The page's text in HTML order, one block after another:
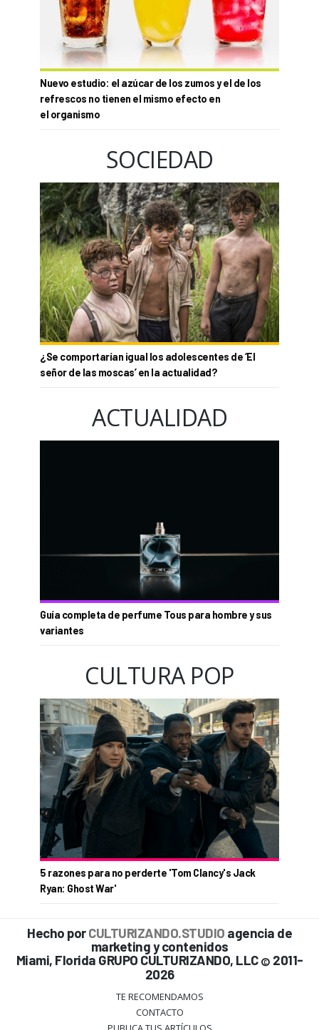
Nuevo estudio: el azúcar de los zumos y el de los
refrescos no tienen el mismo efecto en
el organismo
SOCIEDAD
¿Se comportarían igual los adolescentes de ‘El
señor de las moscas’ en la actualidad?
ACTUALIDAD
Guía completa de perfume Tous para hombre y sus
variantes
CULTURA POP
5 razones para no perderte 'Tom Clancy's Jack
Ryan: Ghost War'
Hecho porCULTURIZANDO.STUDIO agencia de
marketing y contenidos
Miami, Florida GRUPO CULTURIZANDO, LLC © 2011-
2026
TE RECOMENDAMOS
CONTACTO